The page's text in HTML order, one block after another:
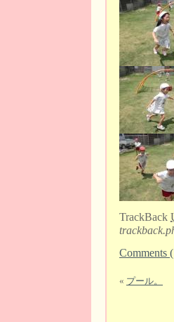
TrackBack
Comments
« プール。